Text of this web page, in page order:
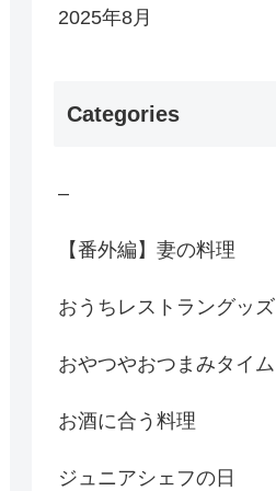
2025年8月
Categories
–
【番外編】妻の料理
おうちレストラングッズ
おやつやおつまみタイム
お酒に合う料理
ジュニアシェフの日